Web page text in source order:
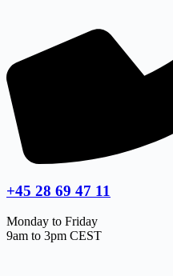
+45 28 69 47 11
Monday to Friday
9am to 3pm CEST